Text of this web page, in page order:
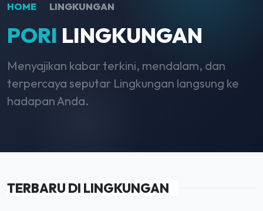
HOME LINGKUNGAN
PORI LINGKUNGAN
Menyajikan kabar terkini, mendalam, dan
terpercaya seputar Lingkungan langsung ke
hadapan Anda.
TERBARU DI LINGKUNGAN